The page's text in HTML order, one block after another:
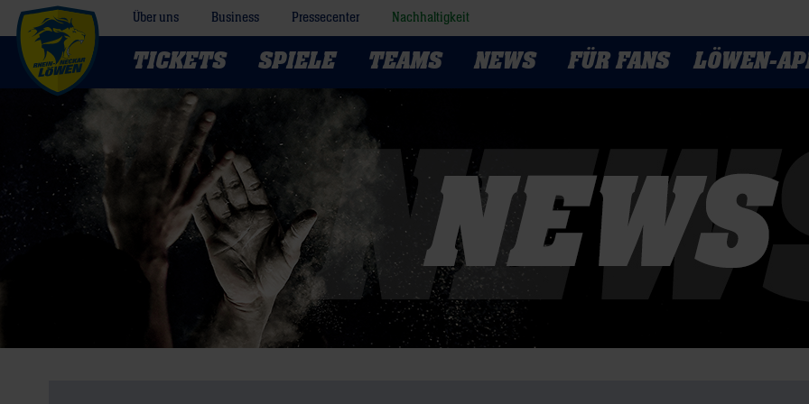
Über uns Business Pressecenter Nachhaltigkeit
TICKETS SPIELE TEAMS NEWS FÜR FANS LÖWEN-